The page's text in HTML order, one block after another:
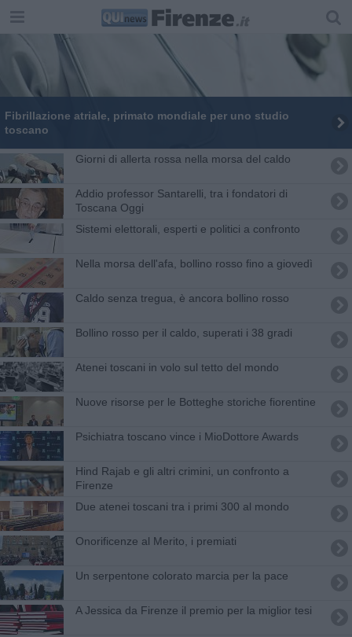
Fibrillazione atriale, primato mondiale per uno studio
toscano
Giorni di allerta rossa nella morsa del caldo
Addio professor Santarelli, tra i fondatori di
Toscana Oggi
Sistemi elettorali, esperti e politici a confronto
Nella morsa dell'afa, bollino rosso fino a giovedì
Caldo senza tregua, è ancora bollino rosso
Bollino rosso per il caldo, superati i 38 gradi
Atenei toscani in volo sul tetto del mondo
​Nuove risorse per le Botteghe storiche fiorentine
Psichiatra toscano vince i MioDottore Awards
Hind Rajab e gli altri crimini, un confronto a
Firenze
Due atenei toscani tra i primi 300 al mondo
Onorificenze al Merito, i premiati
Un serpentone colorato marcia per la pace
A Jessica da Firenze il premio per la miglior tesi